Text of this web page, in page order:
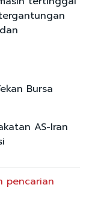
Bursa
AS-Iran
pencarian